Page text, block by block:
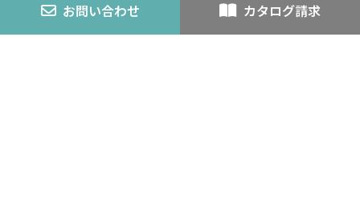
お問い合わせ カタログ請求
エコアロック